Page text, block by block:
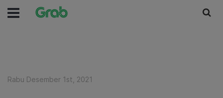
Rabu Desember 1st, 2021